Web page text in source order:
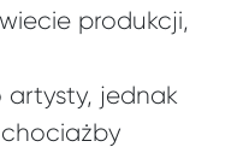
produkcji,
artysty, jednak